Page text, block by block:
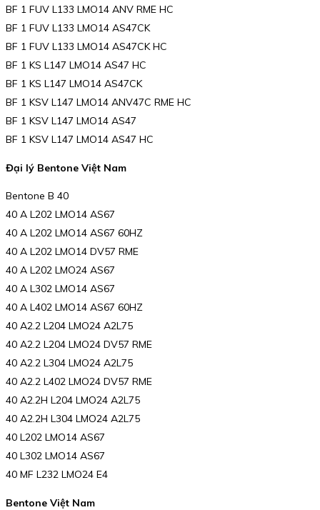
BF 1 FUV L133 LMO14 ANV RME HC
BF 1 FUV L133 LMO14 AS47CK
BF 1 FUV L133 LMO14 AS47CK HC
BF 1 KS L147 LMO14 AS47 HC
BF 1 KS L147 LMO14 AS47CK
BF 1 KSV L147 LMO14 ANV47C RME HC
BF 1 KSV L147 LMO14 AS47
BF 1 KSV L147 LMO14 AS47 HC
Đại lý Bentone Việt Nam
Bentone B 40
40 A L202 LMO14 AS67
40 A L202 LMO14 AS67 60HZ
40 A L202 LMO14 DV57 RME
40 A L202 LMO24 AS67
40 A L302 LMO14 AS67
40 A L402 LMO14 AS67 60HZ
40 A2.2 L204 LMO24 A2L75
40 A2.2 L204 LMO24 DV57 RME
40 A2.2 L304 LMO24 A2L75
40 A2.2 L402 LMO24 DV57 RME
40 A2.2H L204 LMO24 A2L75
40 A2.2H L304 LMO24 A2L75
40 L202 LMO14 AS67
40 L302 LMO14 AS67
40 MF L232 LMO24 E4
Bentone Việt Nam